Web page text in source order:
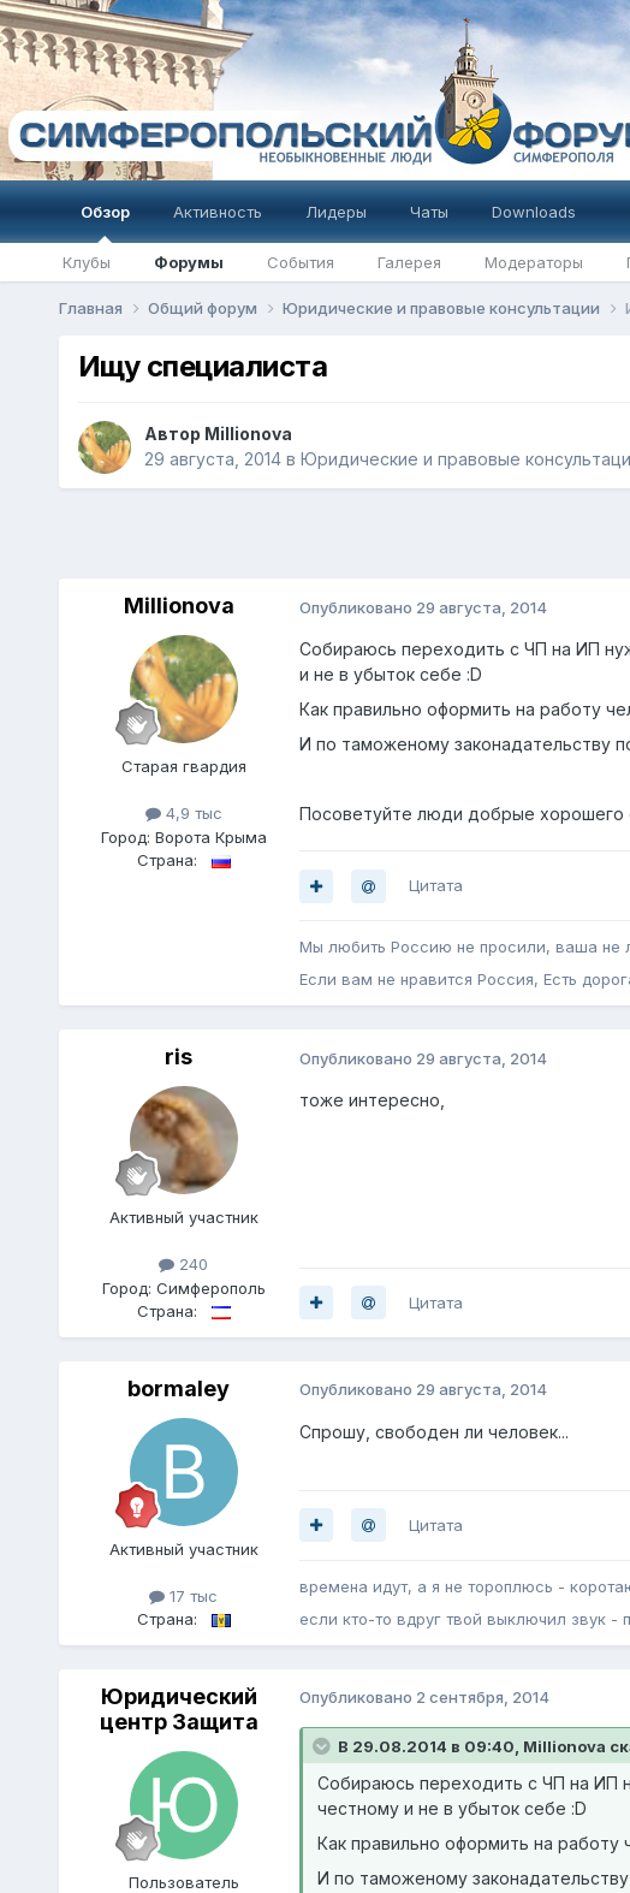
Обзор
Клубы Форумы События Галерея Модераторы
Активность Лидеры Чаты Downloads
Главная Общий форум Юридические и правовые консультации
Ищу специалиста
Автор Millionova
29 августа, 2014в Юридические и правовые
Millionova
Старая гвардия
4,9 тыс
Город: Ворота Крыма
Страна:
Опубликовано 29 августа, 2014
Собираюсь переходить с ЧП на ИП
и не в убыток себе :D
Как правильно оформить на работу
И по таможеному законадательству
Посоветуйте люди добрые хорошего
Цитата
Мы любить Россию не просили, ваша не
Если вам не нравится Россия, Есть
ris
Активный участник
240
Город: Симферополь
Страна:
Опубликовано 29 августа, 2014
тоже интересно,
Цитата
bormaley
Активный участник
17 тыс
Страна:
Опубликовано 29 августа, 2014
Спрошу, свободен ли человек...
Цитата
времена идут, а я не тороплюсь -
если кто-то вдруг твой выключил звук -
Юридический
центр Защита
Пoльзователь
Опубликовано 2 сентября, 2014
В 29.08.2014 в 09:40, Millionova
Собираюсь переходить с ЧП на ИП
честному и не в убыток себе :D
Как правильно оформить на работу
И по таможеному